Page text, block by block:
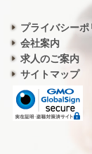
プライバシーポ
会社案内
求人のご案内
サイトマップ